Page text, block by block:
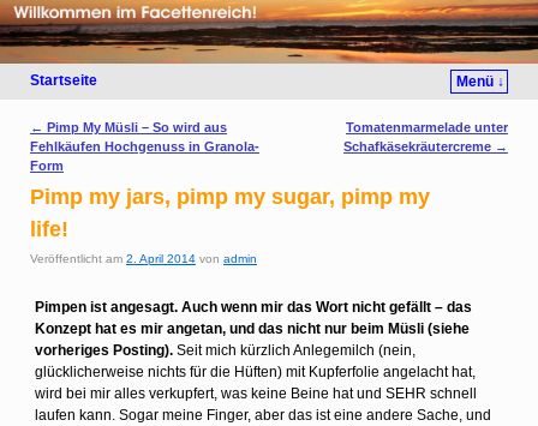
Startseite Menü ↓
Artikelnavigation
← Pimp My Müsli – So wird aus
Fehlkäufen Hochgenuss in Granola-
Form
Tomatenmarmelade unter
Schafkäsekräutercreme →
Pimp my jars, pimp my sugar, pimp my
life!
Veröffentlicht am 2. April 2014 von admin
Pimpen ist angesagt. Auch wenn mir das Wort nicht gefällt – das
Konzept hat es mir angetan, und das nicht nur beim Müsli (siehe
vorheriges Posting). Seit mich kürzlich Anlegemilch (nein,
glücklicherweise nichts für die Hüften) mit Kupferfolie angelacht hat,
wird bei mir alles verkupfert, was keine Beine hat und SEHR schnell
laufen kann. Sogar meine Finger, aber das ist eine andere Sache, und